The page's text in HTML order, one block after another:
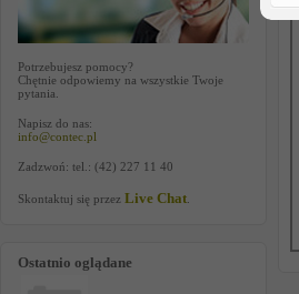
Potrzebujesz pomocy?
Chętnie odpowiemy na wszystkie Twoje
pytania.
Napisz do nas:
info@contec.pl
Zadzwoń: tel.: (42) 227 11 40
Skontaktuj się przez Live Chat
Ostatnio oglądane